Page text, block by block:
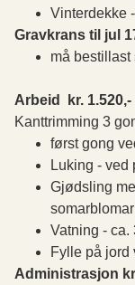
Vinterdekke
Gravkrans til jul
må bestillast
Arbeid kr. 1.520,-
Kanttrimming 3
først gong
Luking - ved
Gjødsling
somarblomar
Vatning - ca.
Fylle på jord
Administrasjon